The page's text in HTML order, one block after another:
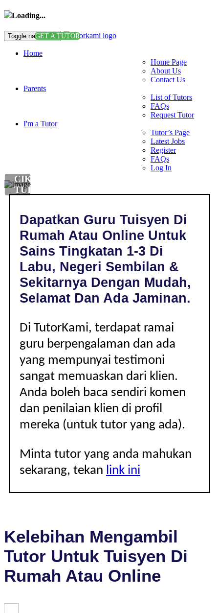
Loading...
Toggle navigationGET A TUTOR
Home
Home Page
About Us
Contact Us
Parents
List of Tutors
FAQs
Request Tutor
I'm a Tutor
Tutor’s Page
Latest Jobs
Register
FAQs
Log In
CIKGU
TUISYEN
LABU,
NEGERI
SEMBILAN
TINGKATAN
1-
Dapatkan Guru Tuisyen Di
Rumah Atau Online Untuk
Sains Tingkatan 1-3 Di
Labu, Negeri Sembilan &
Sekitarnya Dengan Mudah,
Selamat Dan Ada Jaminan.
Di TutorKami, terdapat ramai
guru berpengalaman dan ada
yang mempunyai testimoni
sangat memuaskan dari klien.
Anda boleh baca sendiri komen
dan penilaian klien di profil
mereka (untuk tutor yang ada).
Minta tutor yang anda mahukan
sekarang, tekan link ini
Kelebihan Mengambil
Tutor Untuk Tuisyen Di
Rumah Atau Online